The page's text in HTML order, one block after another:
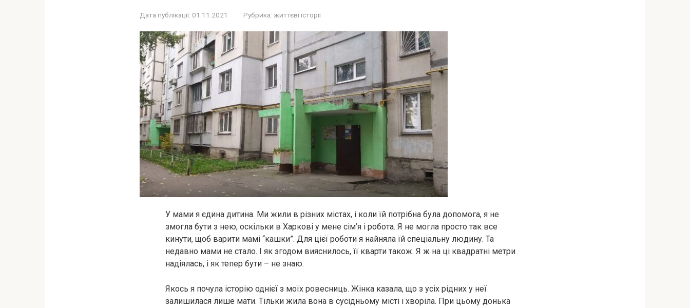
Дата публікації: 01.11.2021 Рубрика: життєві історії
У мами я єдина дитина. Ми жили в різних містах, і коли їй потрібна була допомога, я не
змогла бути з нею, оскільки в Харкові у мене сім’я і робота. Я не могла просто так все
кинути, щоб варити мамі “кашки”. Для цієї роботи я найняла їй спеціальну людину. Та
недавно мами не стало. І як згодом вияснилось, її кварти також. Я ж на ці квадратні метри
надіялась, і як тепер бути – не знаю.
Якось я почула історію однієї з моїх ровесниць. Жінка казала, що з усіх рідних у неї
залишилася лише мати. Тільки жила вона в сусідньому місті і хворіла. При цьому донька